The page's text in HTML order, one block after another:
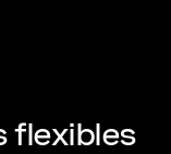
flexibles